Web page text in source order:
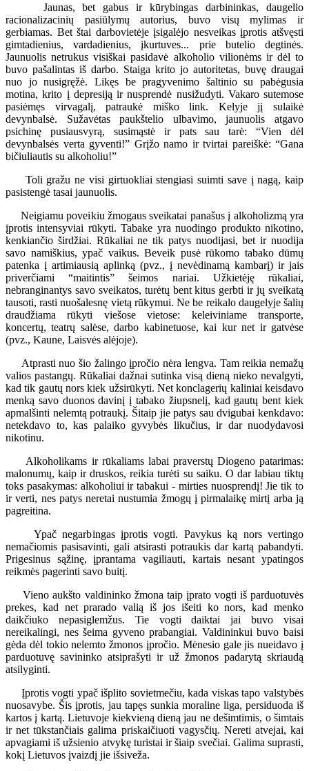
Jaunas, bet gabus ir kūrybingas darbininkas, daugelio
racionalizacinių pasiūlymų autorius, buvo visų mylimas ir
gerbiamas. Bet štai darbovietėje įsigalėjo nesveikas įprotis atšvęsti
gimtadienius, vardadienius, įkurtuves... prie butelio degtinės.
Jaunuolis netrukus visiškai pasidavė alkoholio vilionėms ir dėl to
buvo pašalintas iš darbo. Staiga krito jo autoritetas, buvę draugai
nuo jo nusigręžė. Likęs be pragyvenimo šaltinio su pabėgusia
motina, krito į depresiją ir nusprendė nusižudyti. Vakaro sutemose
pasiėmęs virvagalį, patraukė miško link. Kelyje jį sulaikė
devynbalsė. Sužavėtas paukštelio ulbavimo, jaunuolis atgavo
psichinę pusiausvyrą, susimąstė ir pats sau tarė: “Vien dėl
devynbalsės verta gyventi!” Grįžo namo ir tvirtai pareiškė: “Gana
bičiuliautis su alkoholiu!”
Toli gražu ne visi girtuokliai stengiasi suimti save į nagą, kaip
pasistengė tasai jaunuolis.
Neigiamu poveikiu žmogaus sveikatai panašus į alkoholizmą yra
įprotis intensyviai rūkyti. Tabake yra nuodingo produkto nikotino,
kenkiančio širdžiai. Rūkaliai ne tik patys nuodijasi, bet ir nuodija
savo namiškius, ypač vaikus. Beveik pusė rūkomo tabako dūmų
patenka į artimiausią aplinką (pvz., į nevėdinamą kambarį) ir jais
priverčiami “maitintis” šeimos nariai. Užkietėję rūkaliai,
nebranginantys savo sveikatos, turėtų bent kitus gerbti ir jų sveikatą
tausoti, rasti nuošalesnę vietą rūkymui. Ne be reikalo daugelyje šalių
draudžiama rūkyti viešose vietose: keleiviniame transporte,
koncertų, teatrų salėse, darbo kabinetuose, kai kur net ir gatvėse
(pvz., Kaune, Laisvės alėjoje).
Atprasti nuo šio žalingo įpročio nėra lengva. Tam reikia nemažų
valios pastangų. Rūkaliai dažnai sutinka visą dieną nieko nevalgyti,
kad tik gautų nors kiek užsirūkyti. Net konclagerių kaliniai keisdavo
menką savo duonos davinį į tabako žiupsnelį, kad gautų bent kiek
apmalšinti nelemtą potraukį. Šitaip jie patys sau dvigubai kenkdavo:
netekdavo to, kas palaiko gyvybės likučius, ir dar nuodydavosi
nikotinu.
Alkoholikams ir rūkaliams labai praverstų Diogeno patarimas:
malonumų, kaip ir druskos, reikia turėti su saiku. O dar labiau tiktų
toks pasakymas: alkoholiui ir tabakui - mirties nuosprendį! Jie tik to
ir verti, nes patys neretai nustumia žmogų į pirmalaikę mirtį arba ją
pagreitina.
Ypač negarbingas įprotis vogti. Pavykus ką nors vertingo
nemačiomis pasisavinti, gali atsirasti potraukis dar kartą pabandyti.
Prigesinus sąžinę, įprantama vagiliauti, kartais nesant ypatingos
reikmės pagerinti savo buitį.
Vieno aukšto valdininko žmona taip įprato vogti iš parduotuvės
prekes, kad net prarado valią iš jos išeiti ko nors, kad menko
daikčiuko nepasiglemžus. Tie vogti daiktai jai buvo visai
nereikalingi, nes šeima gyveno prabangiai. Valdininkui buvo baisi
gėda dėl tokio nelemto žmonos įpročio. Mėnesio gale jis nueidavo į
parduotuvę savininko atsiprašyti ir už žmonos padarytą skriaudą
atsilyginti.
Įprotis vogti ypač išplito sovietmečiu, kada viskas tapo valstybės
nuosavybe. Šis įprotis, jau tapęs sunkia moraline liga, persiduoda iš
kartos į kartą. Lietuvoje kiekvieną dieną jau ne dešimtimis, o šimtais
ir net tūkstančiais galima priskaičiuoti vagysčių. Nereti atvejai, kai
apvagiami iš užsienio atvykę turistai ir šiaip svečiai. Galima suprasti,
kokį Lietuvos įvaizdį jie išsiveža.